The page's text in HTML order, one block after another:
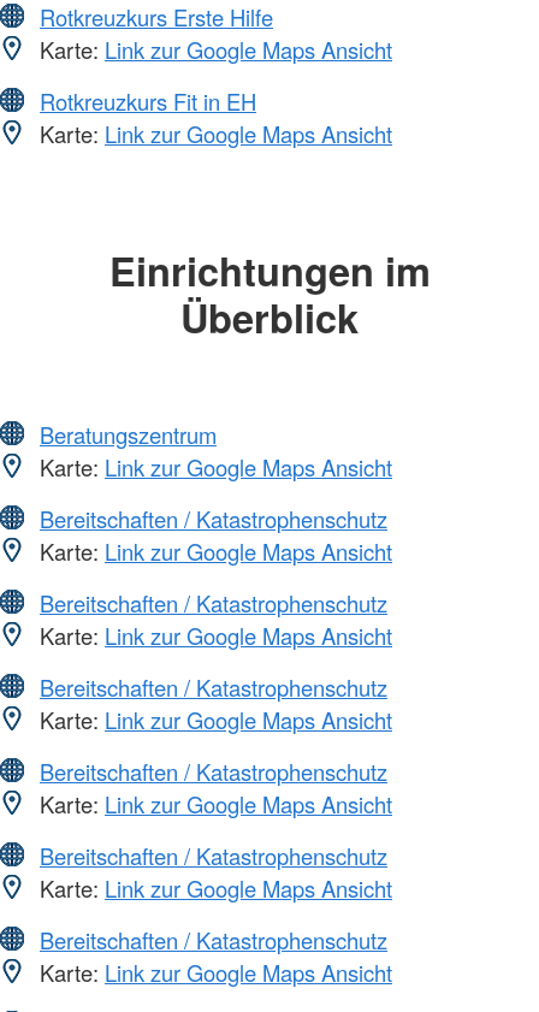
Rotkreuzkurs Erste Hilfe
Karte: Link zur Google Maps Ansicht
Rotkreuzkurs Fit in EH
Karte: Link zur Google Maps Ansicht
Einrichtungen im
Überblick
Beratungszentrum
Karte: Link zur Google Maps Ansicht
Bereitschaften / Katastrophenschutz
Karte: Link zur Google Maps Ansicht
Bereitschaften / Katastrophenschutz
Karte: Link zur Google Maps Ansicht
Bereitschaften / Katastrophenschutz
Karte: Link zur Google Maps Ansicht
Bereitschaften / Katastrophenschutz
Karte: Link zur Google Maps Ansicht
Bereitschaften / Katastrophenschutz
Karte: Link zur Google Maps Ansicht
Bereitschaften / Katastrophenschutz
Karte: Link zur Google Maps Ansicht